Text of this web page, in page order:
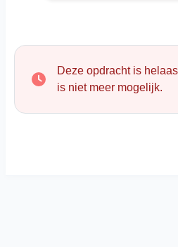
Deze opdracht is
is niet meer mogelijk.